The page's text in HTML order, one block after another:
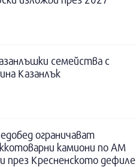
семейства с
Казанлък
ограничават
камиони по АМ
през Кресненското дефиле